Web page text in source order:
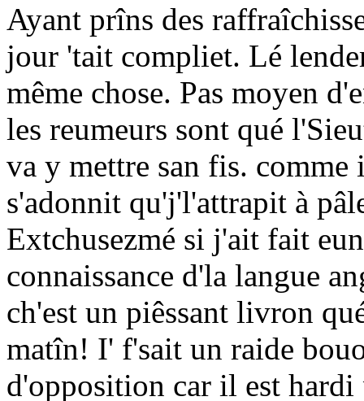
Ayant prîns des
jour 'tait compliet. Lé
même chose. Pas moyen
les reumeurs sont qué
va y mettre san fis.
s'adonnit qu'j'l'attrapit à
Extchusezmé si j'ait fait
connaissance d'la langue
ch'est un piêssant livron
matîn! I' f'sait un raide
d'opposition car il est